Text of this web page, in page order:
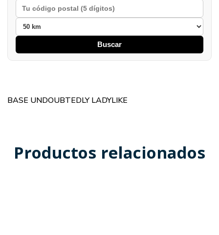
Buscar
BASE UNDOUBTEDLY LADYLIKE
Productos relacionados